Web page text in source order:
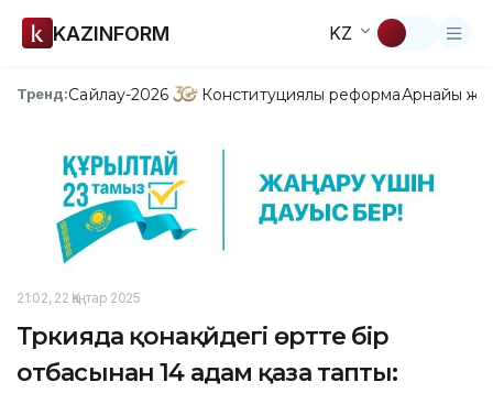
KAZINFORM KZ
Тренд:Сайлау-2026 Конституциялық реформаАрнайы
21:02, 22 Қаңтар 2025
Түркияда қонақүйдегі өртте бір
отбасынан 14 адам қаза тапты: